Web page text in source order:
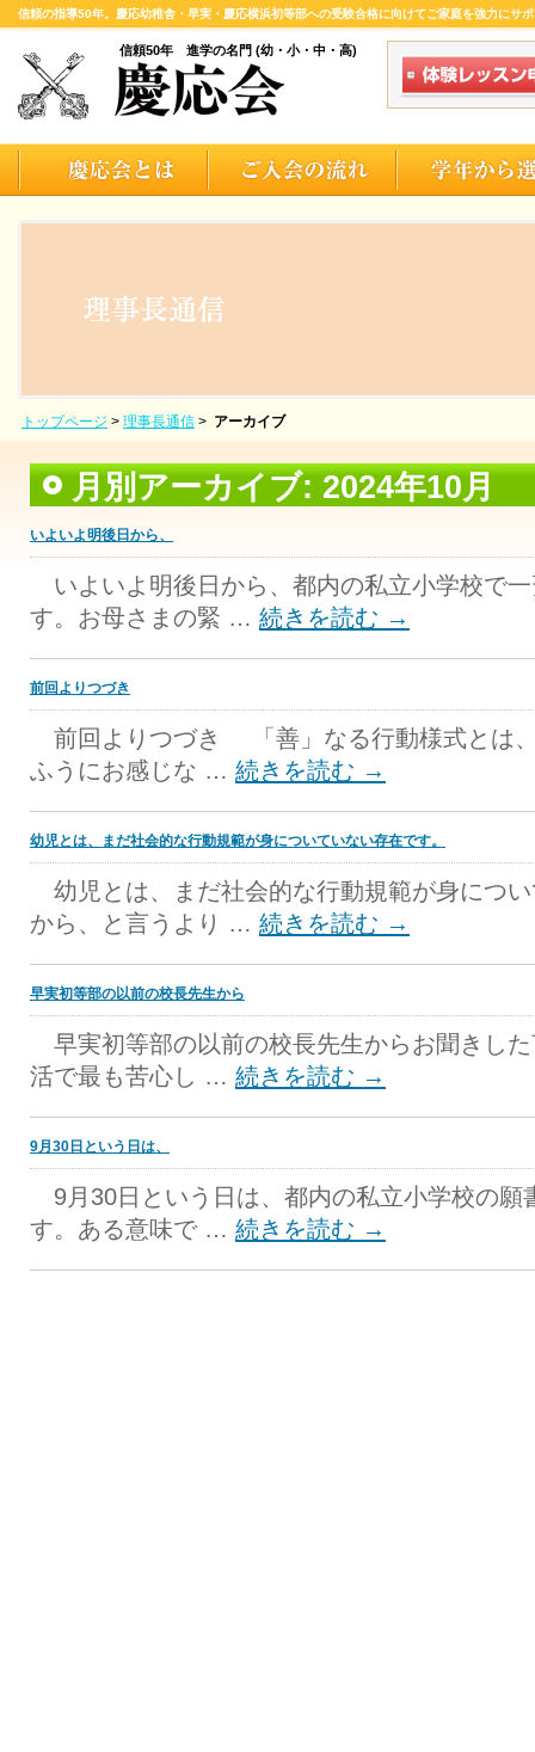
信頼の指導50年。慶応幼稚舎・早実・慶応横浜初等部への受験合格に向けてご家庭を強力にサ
信頼50年 進学の名門 (幼・小・中・高)
トップページ > 理事長通信 > アーカイブ
月別アーカイブ: 2024年10月
いよいよ明後日から、
いよいよ明後日から、都内の私立小学校で
す。お母さまの緊 … 続きを読む →
前回よりつづき
前回よりつづき 「善」なる行動様式とは
ふうにお感じな … 続きを読む →
幼児とは、まだ社会的な行動規範が身についていない存在です。
幼児とは、まだ社会的な行動規範が身につ
から、と言うより … 続きを読む →
早実初等部の以前の校長先生から
早実初等部の以前の校長先生からお聞きし
活で最も苦心し … 続きを読む →
9月30日という日は、
9月30日という日は、都内の私立小学校の願
す。ある意味で … 続きを読む →